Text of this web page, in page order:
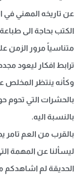
عن تاريخه المهني
الكتب بحاجة الى
متناسياً مرور الزمن
ترابط افكار ليعود
وكأنه ينتظر المخلص
بالحشرات التي تحوم
بالنسبة اليه.
بالقرب من العم تامر
ليسألنا عن المهمة
الحديقة لم